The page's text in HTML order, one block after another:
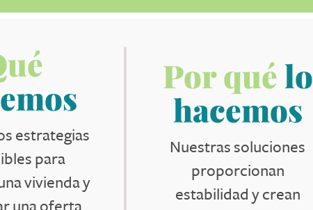
estrategias
para
vivienda y
Por quélo
hacemos
Nuestras soluciones
proporcionan
estabilidad y crean